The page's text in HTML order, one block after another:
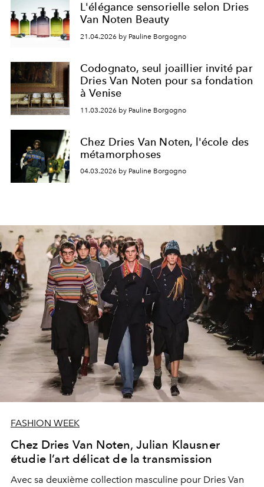
L'élégance sensorielle selon Dries
Van Noten Beauty
21.04.2026 by Pauline Borgogno
Codognato, seul joaillier invité par
Dries Van Noten pour sa fondation
à Venise
11.03.2026 by Pauline Borgogno
Chez Dries Van Noten, l'école des
métamorphoses
04.03.2026 by Pauline Borgogno
FASHION WEEK
Chez Dries Van Noten, Julian Klausner
étudie l’art délicat de la transmission
Avec sa deuxième collection masculine pour Dries Van